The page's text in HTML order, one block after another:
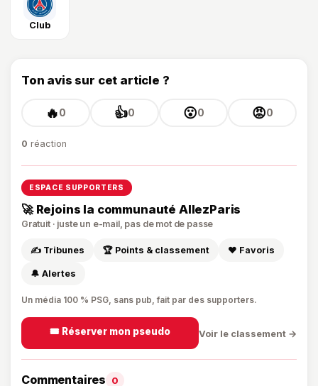
Club
Ton avis sur cet article ?
🔥0 👍0 😮0 😡0
0 réaction
ESPACE SUPPORTERS
🚀 Rejoins la communauté AllezParis
Gratuit · juste un e-mail, pas de mot de passe
✍️ Tribunes 🏆 Points & classement ❤️ Favoris
🔔 Alertes
Un média 100 % PSG, sans pub, fait par des supporters.
🎟️ Réserver mon pseudo Voir le classement →
Commentaires 0